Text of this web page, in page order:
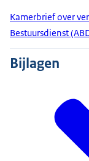
Kamerbrief over
Bestuursdienst
Bijlagen